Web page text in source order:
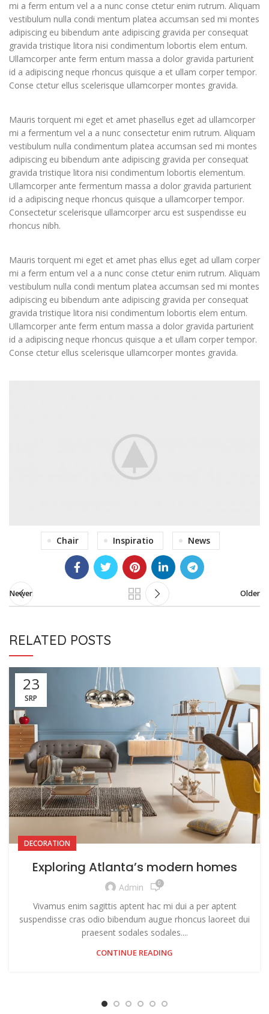
mi a ferm entum vel a a nunc conse ctetur enim rutrum. Aliquam
vestibulum nulla condi mentum platea accumsan sed mi montes
adipiscing eu bibendum ante adipiscing gravida per consequat
gravida tristique litora nisi condimentum lobortis elem entum.
Ullamcorper ante ferm entum massa a dolor gravida parturient
id a adipiscing neque rhoncus quisque a et ullam corper tempor.
Conse ctetur ellus scelerisque ullamcorper montes gravida.
Mauris torquent mi eget et amet phasellus eget ad ullamcorper
mi a fermentum vel a a nunc consectetur enim rutrum. Aliquam
vestibulum nulla condimentum platea accumsan sed mi montes
adipiscing eu bibendum ante adipiscing gravida per consequat
gravida tristique litora nisi condimentum lobortis elementum.
Ullamcorper ante fermentum massa a dolor gravida parturient
id a adipiscing neque rhoncus quisque a ullamcorper tempor.
Consectetur scelerisque ullamcorper arcu est suspendisse eu
rhoncus nibh.
Mauris torquent mi eget et amet phas ellus eget ad ullam corper
mi a ferm entum vel a a nunc conse ctetur enim rutrum. Aliquam
vestibulum nulla condi mentum platea accumsan sed mi montes
adipiscing eu bibendum ante adipiscing gravida per consequat
gravida tristique litora nisi condimentum lobortis elem entum.
Ullamcorper ante ferm entum massa a dolor gravida parturient
id a adipiscing neque rhoncus quisque a et ullam corper tempor.
Conse ctetur ellus scelerisque ullamcorper montes gravida.
Chair Inspiratio News
Newer Older
RELATED POSTS
23
SRP
DECORATION
Exploring Atlanta’s modern homes
Admin 0
Vivamus enim sagittis aptent hac mi dui a per aptent
suspendisse cras odio bibendum augue rhoncus laoreet dui
praesent sodales sodales....
CONTINUE READING